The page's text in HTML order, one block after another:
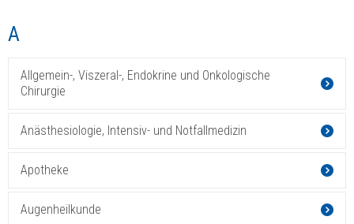
A
Allgemein-, Viszeral-, Endokrine und Onkologische
Chirurgie
Anästhesiologie, Intensiv- und Notfallmedizin
Apotheke
Augenheilkunde